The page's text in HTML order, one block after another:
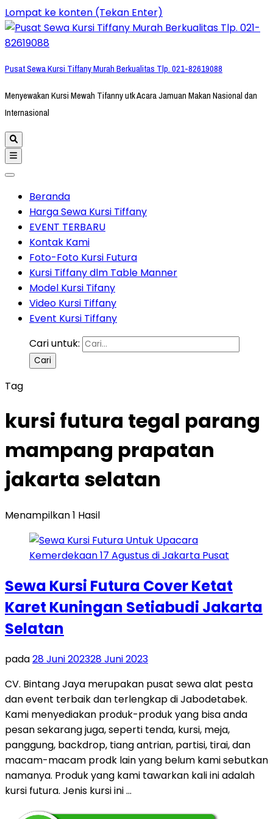
Lompat ke konten (Tekan Enter)
Pusat Sewa Kursi Tiffany Murah Berkualitas Tlp. 021-82619088
Menyewakan Kursi Mewah Tifanny utk Acara Jamuan Makan Nasional dan
Internasional
Beranda
Harga Sewa Kursi Tiffany
EVENT TERBARU
Kontak Kami
Foto-Foto Kursi Futura
Kursi Tiffany dlm Table Manner
Model Kursi Tifany
Video Kursi Tiffany
Event Kursi Tiffany
Cari untuk:
Tag
kursi futura tegal parang
mampang prapatan
jakarta selatan
Menampilkan 1 Hasil
Sewa Kursi Futura Cover Ketat
Karet Kuningan Setiabudi Jakarta
Selatan
pada28 Juni 202328 Juni 2023
CV. Bintang Jaya merupakan pusat sewa alat pesta
dan event terbaik dan terlengkap di Jabodetabek.
Kami menyediakan produk-produk yang bisa anda
pesan sekarang juga, seperti tenda, kursi, meja,
panggung, backdrop, tiang antrian, partisi, tirai, dan
macam-macam prodk lain yang belum kami sebutkan
namanya. Produk yang kami tawarkan kali ini adalah
kursi futura. Jenis kursi ini …